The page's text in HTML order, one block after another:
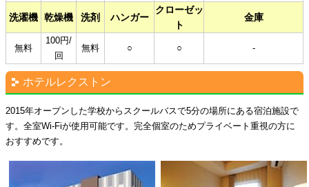
洗濯機 乾燥機 洗剤 ハンガー
クローゼッ
ト
金庫
無料
100円/
回
無料 ○ ○ -
ホテルレクストン
2015年オープンした学校からスクールバスで5分の場所にある宿泊施設で
す。全室Wi-Fiが使用可能です。完全個室のためプライベート重視の方に
おすすめです。